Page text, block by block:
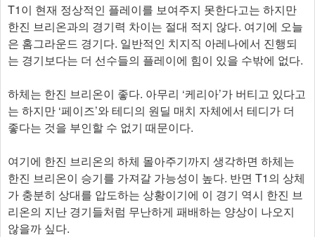
T1이 현재 정상적인 플레이를 보여주지 못한다고는 하지만
한진 브리온과의 경기력 차이는 절대 적지 않다. 여기에 오늘
은 홈그라운드 경기다. 일반적인 치지직 아레나에서 진행되
는 경기보다는 더 선수들의 플레이에 힘이 있을 수밖에 없다.
하체는 한진 브리온이 좋다. 아무리 ‘케리아’가 버티고 있다고
는 하지만 ‘페이즈’와 테디의 원딜 매치 자체에서 테디가 더
좋다는 것을 부인할 수 없기 때문이다.
여기에 한진 브리온의 하체 몰아주기까지 생각하면 하체는
한진 브리온이 승기를 가져갈 가능성이 높다. 반면 T1의 상체
가 충분히 상대를 압도하는 상황이기에 이 경기 역시 한진 브
리온의 지난 경기들처럼 무난하게 패배하는 양상이 나오지
않을까 싶다.